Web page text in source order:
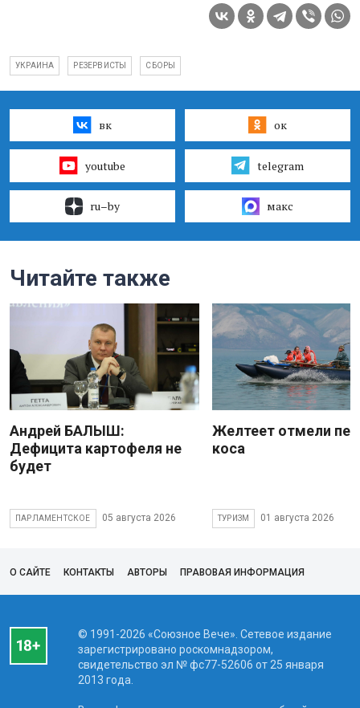
УКРАИНА РЕЗЕРВИСТЫ СБОРЫ
вк ок
youtube telegram
ru–by макс
Читайте также
Андрей БАЛЫШ:
Дефицита картофеля не
будет
ПАРЛАМЕНТСКОЕ 05 августа 2026
Желтеет отмели
коса
ТУРИЗМ 01 августа 2026
О САЙТЕ КОНТАКТЫ АВТОРЫ ПРАВОВАЯ ИНФОРМАЦИЯ
© 1991-2026 «Союзное Вече». Сетевое издание
зарегистрировано роскомнадзором,
свидетельство эл № фc77-52606 от 25 января
2013 года.